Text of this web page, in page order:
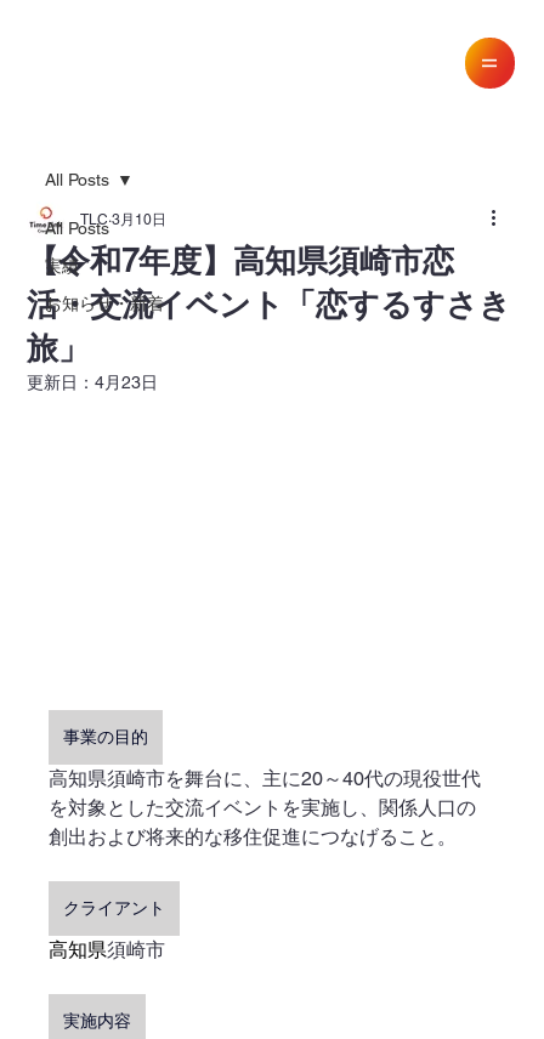
All Posts
実績
お知らせ・新着
All Posts
【令和7年度】高知県須崎市恋
活・交流イベント「恋するすさき
旅」
TLC 3月10日
更新日：4月23日
事業の目的
高知県須崎市を舞台に、主に20～40代の現役世代
を対象とした交流イベントを実施し、関係人口の
創出および将来的な移住促進につなげること。
クライアント
高知県須崎市
実施内容